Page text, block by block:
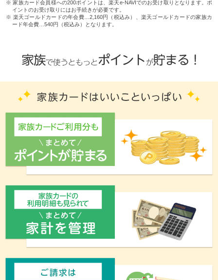
※ 家族カード会員様への200ポイントは、楽天e-NAVIでのお受け取りとなります。ポ
イントのお受け取りにはお手続きが必要です。
※ 楽天ゴールドカードの年会費…2,160円（税込み）、楽天ゴールドカードの家族カ
ード年会費…540円（税込み）となります。